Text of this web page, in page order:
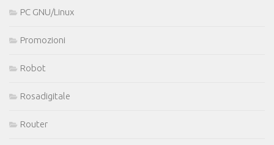
PC GNU/Linux
Promozioni
Robot
Rosadigitale
Router